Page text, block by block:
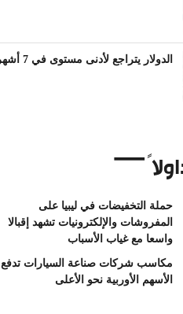
الدولار يتراجع لأدنى مستوى في 7 أشهر
حملة التخفيضات في ليبيا على
المفروشات والإلكترونيات تشهد إقبالا
واسعا مع غياب الأسباب
مكاسب شركات صناعة السيارات تدفع
الأسهم الأوربية نحو الأعلى